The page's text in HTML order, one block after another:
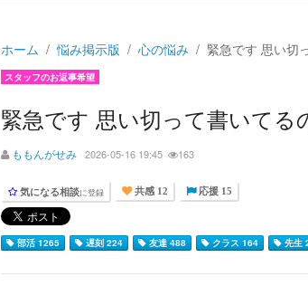
ホーム 悩み掲示版 心の悩み 緊急です 思い切
スタッフのお返事希望
緊急です 思い切って書いて
ももんがせみ 2026-05-16 19:45 163
気になる相談に登録 共感 12 応援 15
部活 1265 遅刻 224 友達 488 クラス 164 先生